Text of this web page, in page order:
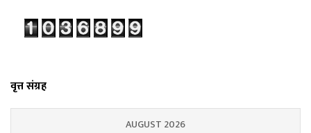
वृत्त संग्रह
AUGUST 2026